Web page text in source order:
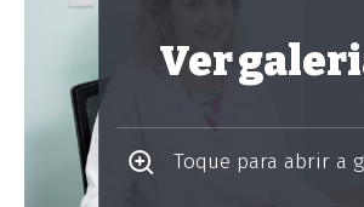
Ver
Toque para abrir a